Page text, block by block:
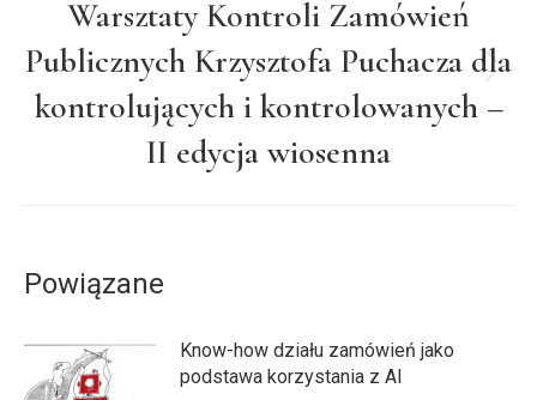
Następny
wpis:
Warsztaty Kontroli Zamówień
Publicznych Krzysztofa Puchacza dla
kontrolujących i kontrolowanych –
II edycja wiosenna
Powiązane
Know-how działu zamówień jako
podstawa korzystania z AI